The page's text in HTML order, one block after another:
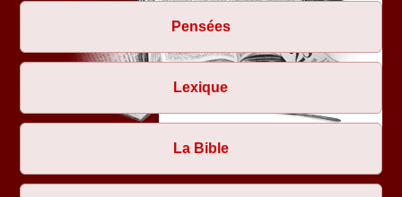
Pensées
Lexique
La Bible